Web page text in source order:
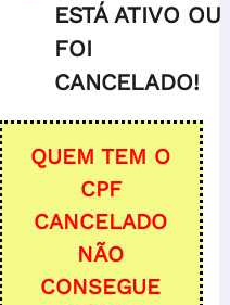
ESTÁ ATIVO OU
FOI
CANCELADO!
QUEM TEM O
CPF
CANCELADO
NÃO
CONSEGUE